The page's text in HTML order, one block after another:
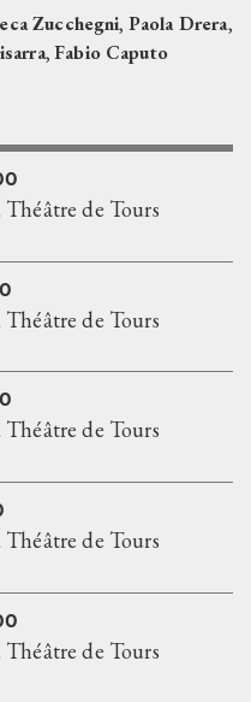
Zucchegni, Paola Drera,
,Fabio Caputo
de Tours
de Tours
de Tours
de Tours
de Tours